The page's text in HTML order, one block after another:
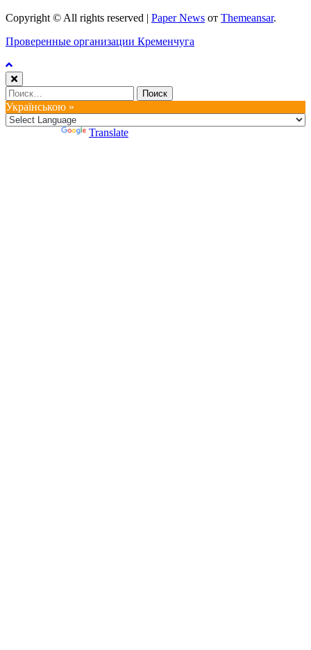
Copyright © All rights reserved | Paper News от Themeansar.
Проверенные организации Кременчуга
Найти:
Українською »
Translate